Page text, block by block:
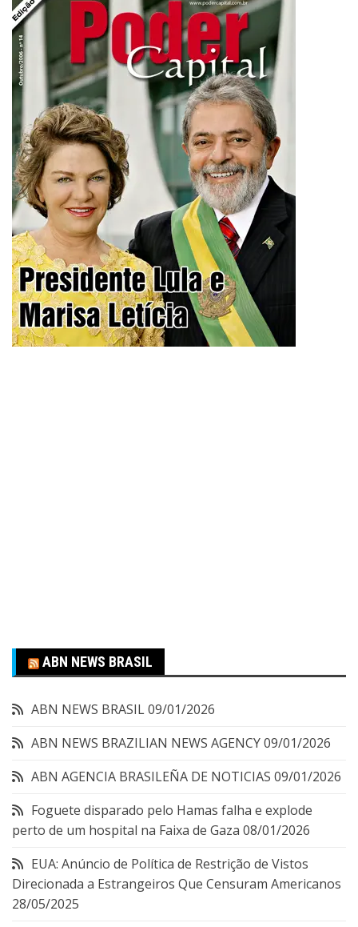
ABN NEWS BRASIL
ABN NEWS BRASIL09/01/2026
ABN NEWS BRAZILIAN NEWS AGENCY09/01/2026
ABN AGENCIA BRASILEÑA DE NOTICIAS 09/01/2026
Foguete disparado pelo Hamas falha e explode
perto de um hospital na Faixa de Gaza 08/01/2026
EUA: Anúncio de Política de Restrição de Vistos
Direcionada a Estrangeiros Que Censuram Americanos
28/05/2025